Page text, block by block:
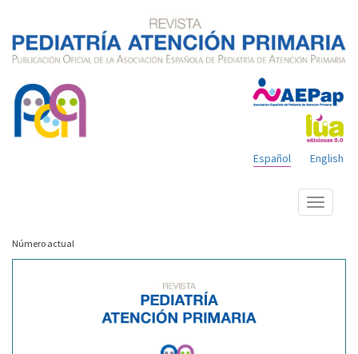
English
Español
Mostrar
menú
Número actual